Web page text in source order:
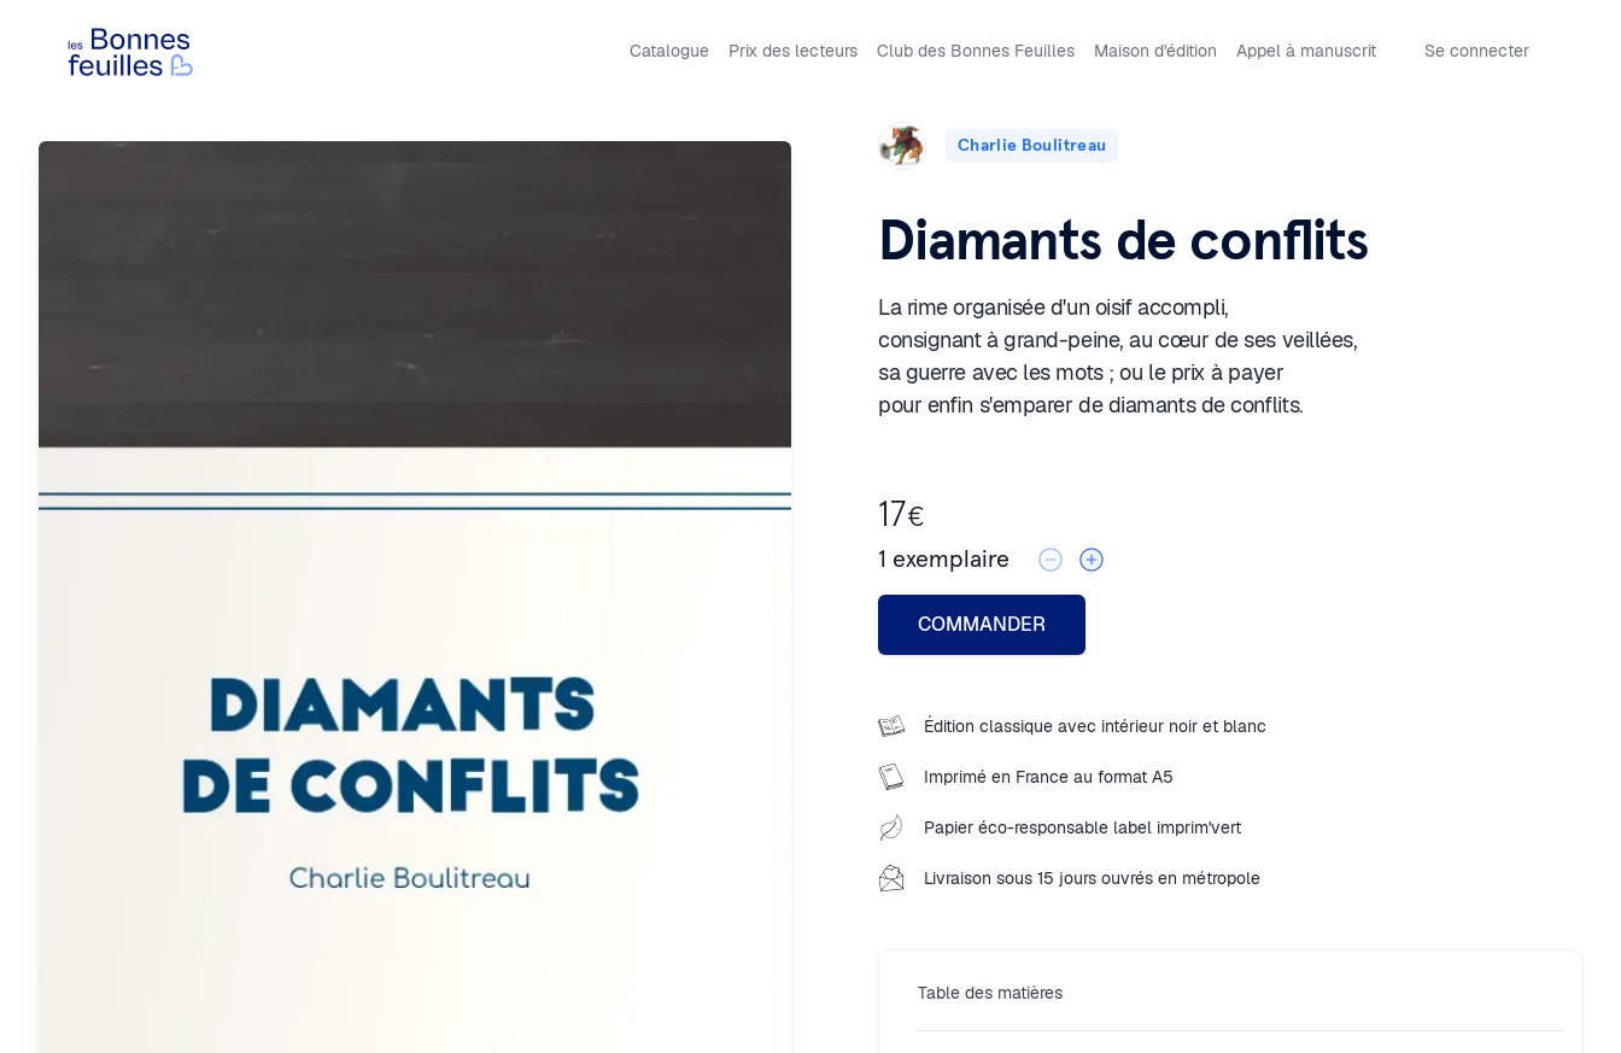
Les Bonnes Feuilles Catalogue Prix des lecteurs Club des Bonnes Feuilles Maison d'édition Appel à manuscrit Se connecter
Charlie Boulitreau
Diamants de conflits
La rime organisée d'un oisif accompli,
consignant à grand-peine, au cœur de ses veillées,
sa guerre avec les mots ; ou le prix à payer
pour enfin s'emparer de diamants de conflits.
17€
1 exemplaire
COMMANDER
Édition classique avec intérieur noir et blanc
Imprimé en France au format A5
Papier éco-responsable label imprim'vert
Livraison sous 15 jours ouvrés en métropole
Table des matières